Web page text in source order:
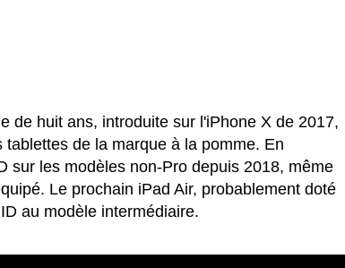
de huit ans, introduite sur l'iPhone X de 2017,
de la marque à la pomme. En
sur les modèles non-Pro depuis 2018, même
Le prochain iPad Air, probablement doté
au modèle intermédiaire.